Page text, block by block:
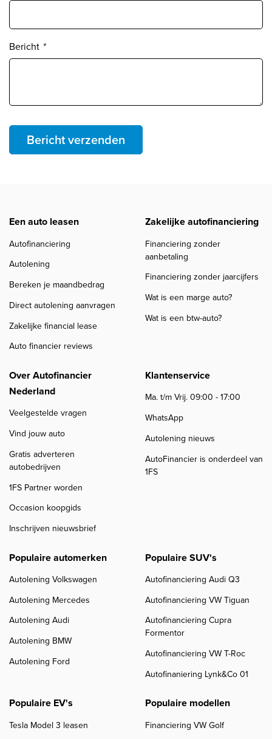
Bericht *
Bericht verzenden
Een auto leasen
Autofinanciering
Autolening
Bereken je maandbedrag
Direct autolening aanvragen
Zakelijke financial lease
Auto financier reviews
Zakelijke autofinanciering
Financiering zonder
aanbetaling
Financiering zonder jaarcijfers
Wat is een marge auto?
Wat is een btw-auto?
Over Autofinancier
Nederland
Veelgestelde vragen
Vind jouw auto
Gratis adverteren
autobedrijven
1FS Partner worden
Occasion koopgids
Inschrijven nieuwsbrief
Klantenservice
Ma. t/m Vrij. 09:00 - 17:00
WhatsApp
Autolening nieuws
AutoFinancier is onderdeel van
1FS
Populaire automerken
Autolening Volkswagen
Autolening Mercedes
Autolening Audi
Autolening BMW
Autolening Ford
Populaire SUV's
Autofinanciering Audi Q3
Autofinanciering VW Tiguan
Autofinanciering Cupra
Formentor
Autofinanciering VW T-Roc
Autofinaniering Lynk&Co 01
Populaire EV's
Tesla Model 3 leasen
Populaire modellen
Financiering VW Golf